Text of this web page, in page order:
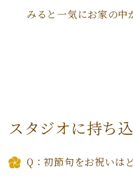
みると一気にお家の中
スタジオに持ち
Q：初節句をお祝いは